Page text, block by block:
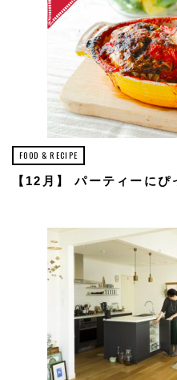
FOOD & RECIPE
【12月】 パーティーに